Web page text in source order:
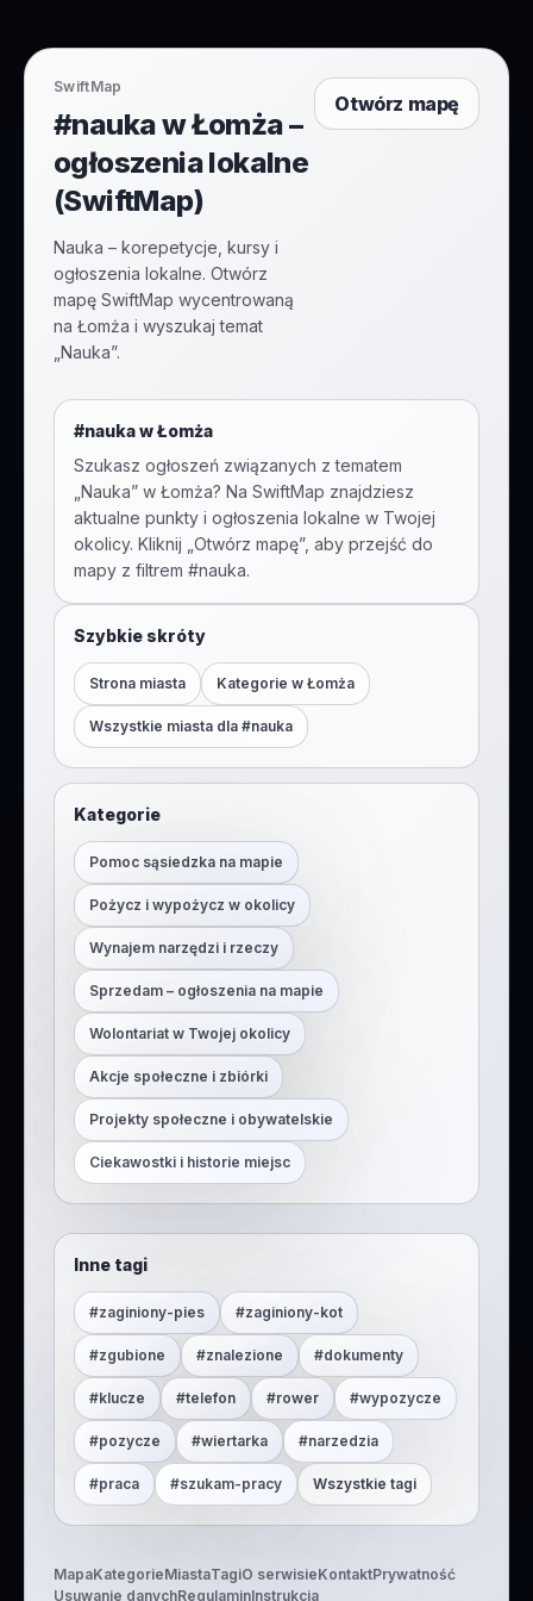
SwiftMap
#nauka w Łomża –
ogłoszenia lokalne
(SwiftMap)
Nauka – korepetycje, kursy i
ogłoszenia lokalne. Otwórz
mapę SwiftMap wycentrowaną
na Łomża i wyszukaj temat
„Nauka”.
Otwórz mapę
#naukawŁomża
Szukasz ogłoszeń związanych z tematem
Nauka” w Łomża? Na SwiftMap znajdziesz
aktualne punkty i ogłoszenia lokalne w Twojej
okolicy. Kliknij „Otwórz mapę”, aby przejść do
mapy z filtrem #nauka.
Szybkie skróty
Strona miasta Kategorie w Łomża
Wszystkie miasta dla #nauka
Kategorie
Pomoc sąsiedzka na mapie
Pożycz i wypożycz w okolicy
Wynajem narzędzi i rzeczy
Sprzedam – ogłoszenia na mapie
Wolontariat w Twojej okolicy
Akcje społeczne i zbiórki
Projekty społeczne i obywatelskie
Ciekawostki i historie miejsc
Inne tagi
#zaginiony-pies #zaginiony-kot
#zgubione #znalezione #dokumenty
#klucze #telefon #rower #wypozycze
#pozycze #wiertarka #narzedzia
#praca #szukam-pracy Wszystkie tagi
MapaKategorieMiastaTagiO serwisieKontaktPrywatność
Usuwanie danychRegulaminInstrukcja